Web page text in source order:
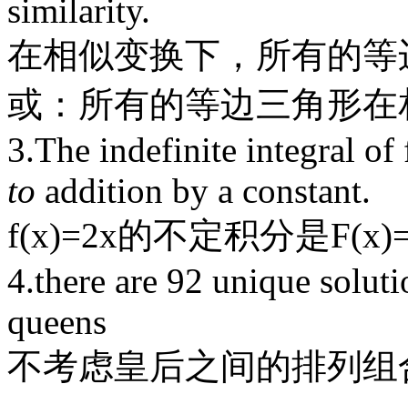
similarity.
在相似变换下，所有的
或：所有的等边三角形
3.The indefinite integral
to addition by a constant.
f(x)=2x的不定积分是
4.there are 92 unique
queens
不考虑皇后之间的排列